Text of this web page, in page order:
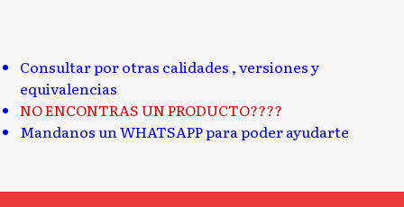
Consultar por otras calidades , versiones y
equivalencias
NO ENCONTRAS UN PRODUCTO????
Mandanos un WHATSAPP para poder ayudarte